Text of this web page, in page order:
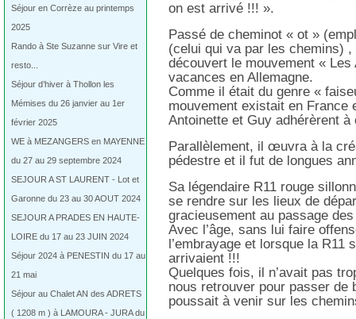
Séjour en Corrèze au printemps
2025
Rando à Ste Suzanne sur Vire et
resto...
Séjour d’hiver à Thollon les
Mémises du 26 janvier au 1er
février 2025
WE à MEZANGERS en MAYENNE
du 27 au 29 septembre 2024
SEJOUR A ST LAURENT - Lot et
Garonne du 23 au 30 AOUT 2024
SEJOUR A PRADES EN HAUTE-
LOIRE du 17 au 23 JUIN 2024
Séjour 2024 à PENESTIN du 17 au
21 mai
Séjour au Chalet AN des ADRETS
( 1208 m ) à LAMOURA - JURA du
on est arrivé !!! ».
Passé de cheminot « ot »
(celui qui va par les chemins)
découvert le mouvement «
vacances en Allemagne.
Comme il était du genre «
mouvement existait en France
Antoinette et Guy adhérèrent
Parallèlement, il œuvra à la
pédestre et il fut de longues
Sa légendaire R11 rouge
se rendre sur les lieux de
gracieusement au passage
Avec l’âge, sans lui faire
l’embrayage et lorsque la
arrivaient !!!
Quelques fois, il n’avait pas
nous retrouver pour passer de
poussait à venir sur les